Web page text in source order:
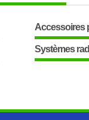
Accessoires
Systèmes